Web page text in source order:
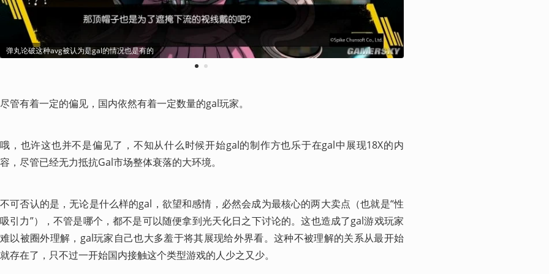
弹丸论破这种avg被认为是gal的情况也是有的
1 2
尽管有着一定的偏见，国内依然有着一定数量的gal玩家。
哦，也许这也并不是偏见了，不知从什么时候开始gal的制作方也乐于在gal中展现18X的内
容，尽管已经无力抵抗Gal市场整体衰落的大环境。
不可否认的是，无论是什么样的gal，欲望和感情，必然会成为最核心的两大卖点（也就是“性
吸引力”），不管是哪个，都不是可以随便拿到光天化日之下讨论的。这也造成了gal游戏玩家
难以被圈外理解，gal玩家自己也大多羞于将其展现给外界看。这种不被理解的关系从最开始
就存在了，只不过一开始国内接触这个类型游戏的人少之又少。